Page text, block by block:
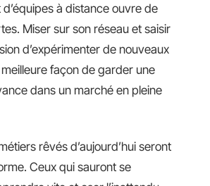
à distance ouvre de
Miser sur son réseau et saisir
d’expérimenter de nouveaux
façon de garder une
dans un marché en pleine
rêvés d’aujourd’hui seront
Ceux qui sauront se